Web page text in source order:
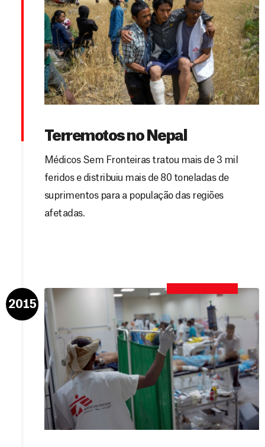
Terremotos no Nepal
Médicos Sem Fronteiras tratou mais de 3 mil
feridos e distribuiu mais de 80 toneladas de
suprimentos para a população das regiões
afetadas.
2015